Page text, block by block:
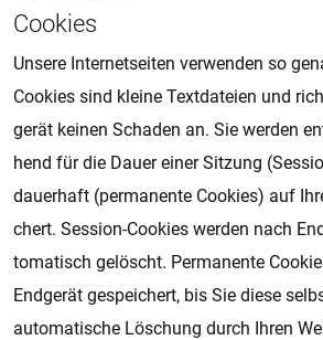
Coo­kies
Un­se­re In­ter­netsei­ten ver­wen­den so
Coo­kies sind klei­ne Text­da­tei­en und
ge­rät kei­nen Scha­den an. Sie wer­den
hend für die Dauer einer Sit­zung
dau­e­r­haft (per­ma­nen­te Coo­kies) auf
chert. Ses­si­on-Coo­kies wer­den nach
to­ma­tisch ge­löscht. Per­ma­nen­te
End­ge­rät ge­spei­chert, bis Sie diese
au­to­ma­ti­sche Lö­schung durch Ihren